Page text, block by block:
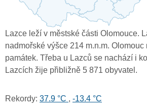
Lazce leží v městské části Olomouce.
nadmořské výšce 214 m.n.m. Olomouc
památek. Třeba u Lazců se nachází i
Lazcích žije přibližně 5 871 obyvatel.
Rekordy: 37.9 °C , -13.4 °C